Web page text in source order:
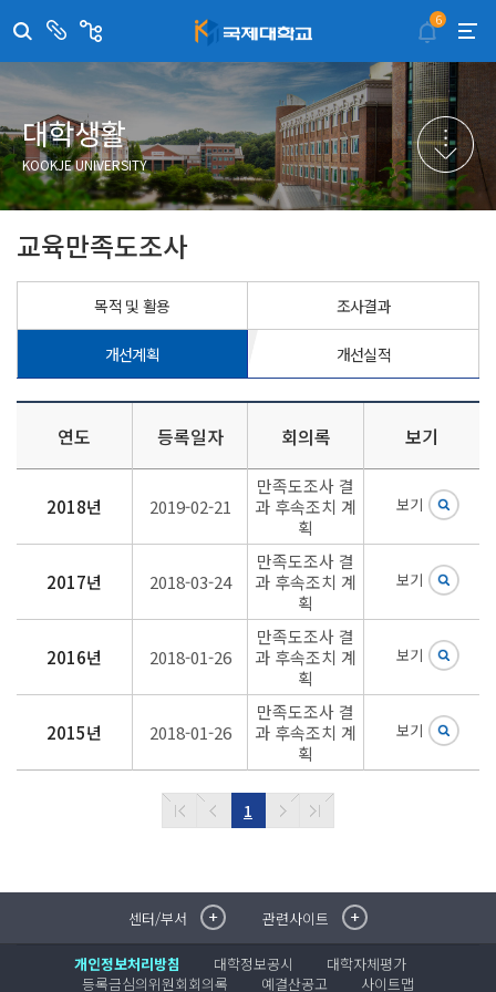
센
부
서
취·창업지원센터
국제대학교 입학안내
학술정보원
학생생활관
국제교류센터
산학협력단
평생교육원
교수학습지원센터
이
이메일무단수집거부
무선인터넷이용안내
포탈사이트
증명발급사이트
국제무인항공
6
대학생활
KOOKJE UNIVERSITY
교육만족도조사
목적 및 활용 조사결과
개선계획 개선실적
연도 등록일자 회의록 보기
2018년 2019-02-21
만족도조사 결
과 후속조치 계
획
보기
2017년 2018-03-24
만족도조사 결
과 후속조치 계
획
보기
2016년 2018-01-26
만족도조사 결
과 후속조치 계
획
보기
2015년 2018-01-26
만족도조사 결
과 후속조치 계
획
보기
1
센터/부서취·창업지원센터
국제대학교 입학안내
학술정보원
관련사이트이메일무단수집거부
무선인터넷이용안내
포탈사이트
개인정보처리방침 대학정보공시
대학자체평가
등록금심의위원회회의록
예결산공고 사이트맵